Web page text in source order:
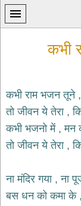
प्रथम
पन्ना
home
भजन
krishna
bhajans
कभी
कभी राम भजन तूने ,
तो जीवन ये तेरा ,
कभी भजनो में , मन
तो जीवन ये तेरा ,
ना मंदिर गया , ना
बस धन को कमा के ,